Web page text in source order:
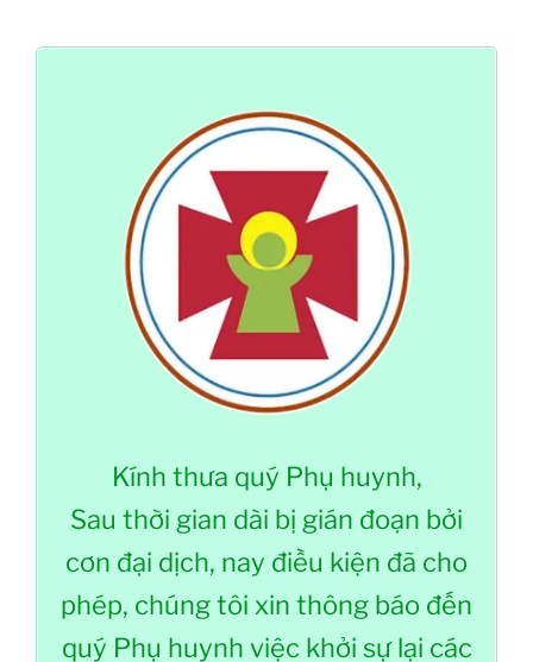
Kính thưa quý Phụ huynh,
Sau thời gian dài bị gián đoạn bởi
cơn đại dịch, nay điều kiện đã cho
phép, chúng tôi xin thông báo đến
quý Phụ huynh việc khởi sự lại các